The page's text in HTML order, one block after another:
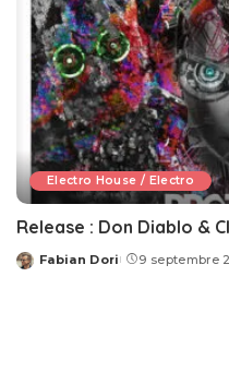
Electro House / Electro
Release : Don Diablo &
Posted
Fabian Dori 9 septembre